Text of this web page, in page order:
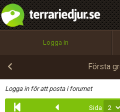
Logga in
Första
Logga in för att posta i forumet
Sida
OK
integritetspolicy
Namn:
Epost:
Användarnamn:
Begär nytt lösenord